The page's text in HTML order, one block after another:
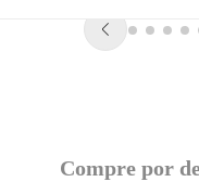
Compre por